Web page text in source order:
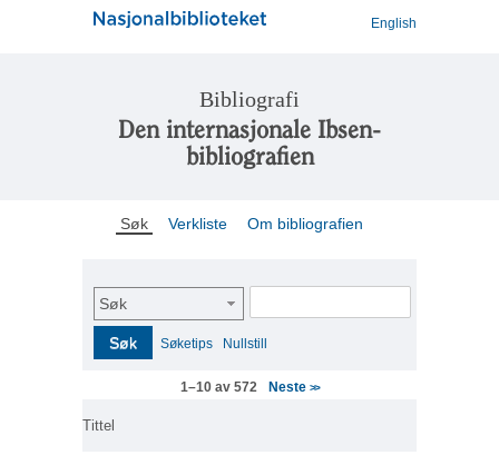
English
Bibliografi
Den internasjonale Ibsen-
bibliografien
Søk Verkliste Om bibliografien
Søk
Søk Søketips Nullstill
1–10 av 572 Neste >>
Tittel